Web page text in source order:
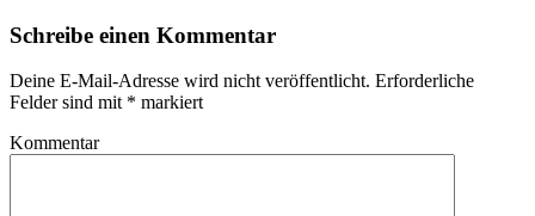
Schreibe einen Kommentar
Deine E-Mail-Adresse wird nicht veröffentlicht. Erforderliche
Felder sind mit * markiert
Kommentar